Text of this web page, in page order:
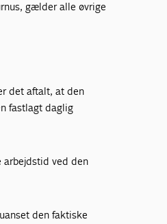
gælder alle øvrige
det aftalt, at den
fastlagt daglig
arbejdstid ved den
den faktiske